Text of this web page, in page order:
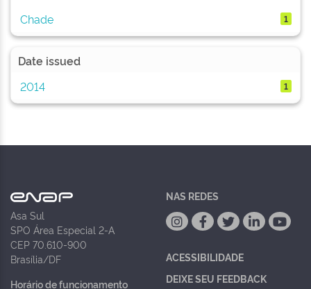
Chade 1
Date issued
2014
1
Asa Sul
SPO Área Especial 2-A
CEP 70.610-900
Brasília/DF
Horário de funcionamento
NAS REDES
ACESSIBILIDADE
DEIXE SEU FEEDBACK